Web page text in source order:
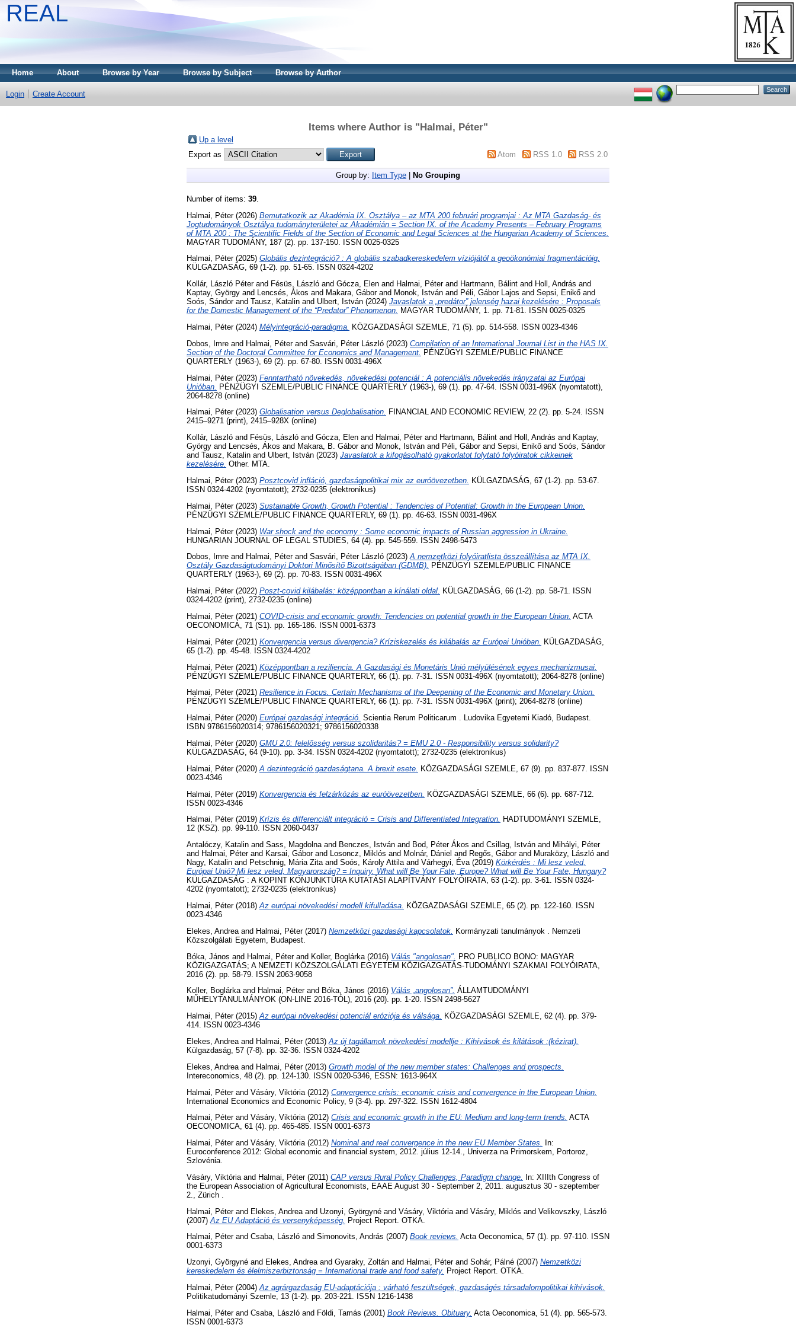
REAL
Home About Browse by Year Browse by Subject Browse by Author
Login Create Account
Items where Author is "Halmai, Péter"
Up a level
Export as
Atom RSS 1.0 RSS 2.0
Group by: Item Type No Grouping
Number of items: 39
Halmai, Péter(2026) Bemutatkozik az Akadémia IX. Osztálya – az MTA 200 februári programjai : Az MTA Gazdaság- és
Jogtudományok Osztálya tudományterületei az Akadémián = Section IX. of the Academy Presents – February Programs
of MTA 200 : The Scientific Fields of the Section of Economic and Legal Sciences at the Hungarian Academy of Sciences.
MAGYAR TUDOMÁNY, 187 (2). pp. 137-150. ISSN 0025-0325
Halmai, Péter(2025) Globális dezintegráció? : A globális szabadkereskedelem víziójától a geoökonómiai fragmentációig.
KÜLGAZDASÁG, 69 (1-2). pp. 51-65. ISSN 0324-4202
Kollár, László Péterand Fésüs, László and Gócza, Elen and Halmai, Péterand Hartmann, Bálint and Holl, András and
Kaptay, György and Lencsés, Ákos and Makara, Gáborand Monok, István and Péli, Gábor Lajos and Sepsi, Enikő and
Soós, Sándorand Tausz, Katalin and Ulbert, István (2024) Javaslatok a „predátor” jelenség hazai kezelésére : Proposals
for the Domestic Management of the “Predator” Phenomenon. MAGYAR TUDOMÁNY, 1. pp. 71-81. ISSN 0025-0325
Halmai, Péter(2024) Mélyintegráció-paradigma.
KÖZGAZDASÁGI SZEMLE, 71 (5). pp. 514-558. ISSN 0023-4346
Dobos, Imre and Halmai, Péterand Sasvári, Péter László (2023) Compilation of an International Journal List in the HAS IX.
Section of the Doctoral Committee for Economics and Management.
PÉNZÜGYI SZEMLE/PUBLIC FINANCE
QUARTERLY (1963-), 69 (2). pp. 67-80. ISSN 0031-496X
Halmai, Péter(2023) Fenntartható növekedés, növekedési potenciál : A potenciális növekedés irányzatai az Európai
Unióban. PÉNZÜGYI SZEMLE/PUBLIC FINANCE QUARTERLY (1963-), 69 (1). pp. 47-64. ISSN 0031-496X (nyomtatott),
2064-8278 (online)
Halmai, Péter(2023) Globalisation versus Deglobalisation. FINANCIAL AND ECONOMIC REVIEW, 22 (2). pp. 5-24. ISSN
2415–9271 (print), 2415–928X (online)
Kollár, László and Fésüs, László and Gócza, Elen and Halmai, Péterand Hartmann, Bálint and Holl, András and Kaptay,
György and Lencsés, Ákos and Makara, B. Gáborand Monok, István and Péli, Gáborand Sepsi, Enikő and Soós, Sándor
and Tausz, Katalin and Ulbert, István (2023) Javaslatok a kifogásolható gyakorlatot folytató folyóiratok cikkeinek
kezelésére. Other. MTA.
Halmai, Péter(2023) Posztcovid infláció, gazdaságpolitikai mix az euróövezetben.
KÜLGAZDASÁG, 67 (1-2). pp. 53-67.
ISSN 0324-4202 (nyomtatott); 2732-0235 (elektronikus)
Halmai, Péter(2023) Sustainable Growth, Growth Potential : Tendencies of Potential: Growth in the European Union.
PÉNZÜGYI SZEMLE/PUBLIC FINANCE QUARTERLY, 69 (1). pp. 46-63. ISSN 0031-496X
Halmai, Péter(2023) War shock and the economy : Some economic impacts of Russian aggression in Ukraine.
HUNGARIAN JOURNAL OF LEGAL STUDIES, 64 (4). pp. 545-559. ISSN 2498-5473
Dobos, Imre and Halmai, Péterand Sasvári, Péter László (2023)A nemzetközi folyóiratlista összeállítása az MTA IX.
Osztály Gazdaságtudományi Doktori Minősítő Bizottságában (GDMB). PÉNZÜGYI SZEMLE/PUBLIC FINANCE
QUARTERLY (1963-), 69 (2). pp. 70-83. ISSN 0031-496X
Halmai, Péter(2022) Poszt-covid kilábalás: középpontban a kínálati oldal. KÜLGAZDASÁG, 66 (1-2). pp. 58-71. ISSN
0324-4202 (print), 2732-0235 (online)
Halmai, Péter(2021) COVID-crisis and economic growth: Tendencies on potential growth in the European Union. ACTA
OECONOMICA, 71 (S1). pp. 165-186. ISSN 0001-6373
Halmai, Péter(2021) Konvergencia versus divergencia? Kríziskezelés és kilábalás az Európai Unióban.
KÜLGAZDASÁG,
65 (1-2). pp. 45-48. ISSN 0324-4202
Halmai, Péter(2021) Középpontban a reziliencia. A Gazdasági és Monetáris Unió mélyülésének egyes mechanizmusai.
PÉNZÜGYI SZEMLE/PUBLIC FINANCE QUARTERLY, 66 (1). pp. 7-31. ISSN 0031-496X (nyomtatott); 2064-8278 (online)
Halmai, Péter(2021) Resilience in Focus. Certain Mechanisms of the Deepening of the Economic and Monetary Union.
PÉNZÜGYI SZEMLE/PUBLIC FINANCE QUARTERLY, 66 (1). pp. 7-31. ISSN 0031-496X (print); 2064-8278 (online)
Halmai, Péter(2020) Európai gazdasági integráció. Scientia Rerum Politicarum . Ludovika Egyetemi Kiadó, Budapest.
ISBN 9786156020314; 9786156020321; 9786156020338
Halmai, Péter(2020) GMU 2.0: felelősség versus szolidaritás? = EMU 2.0 - Responsibility versus solidarity?
KÜLGAZDASÁG, 64 (9-10). pp. 3-34. ISSN 0324-4202 (nyomtatott); 2732-0235 (elektronikus)
Halmai, Péter(2020) A dezintegráció gazdaságtana. A brexit esete. KÖZGAZDASÁGI SZEMLE, 67 (9). pp. 837-877. ISSN
0023-4346
Halmai, Péter(2019) Konvergencia és felzárkózás az euróövezetben. KÖZGAZDASÁGI SZEMLE, 66 (6). pp. 687-712.
ISSN 0023-4346
Halmai, Péter(2019) Krízis és differenciált integráció = Crisis and Differentiated Integration. HADTUDOMÁNYI SZEMLE,
12 (KSZ). pp. 99-110. ISSN 2060-0437
Antalóczy, Katalin and Sass, Magdolnaand Benczes, István and Bod, Péter Ákos and Csillag, István and Mihályi, Péter
and Halmai, Péterand Karsai, Gáborand Losoncz, Miklós and Molnár, Dániel and Regős, Gáborand Muraközy, László and
Nagy, Katalin and Petschnig, Mária Zitaand Soós, Károly Attilaand Várhegyi, Éva(2019) Körkérdés : Mi lesz veled,
Európai Unió? Mi lesz veled, Magyarország? = Inquiry. What will Be Your Fate, Europe? What will Be Your Fate, Hungary?
KÜLGAZDASÁG : A KOPINT KONJUNKTÚRA KUTATÁSI ALAPÍTVÁNY FOLYÓIRATA, 63 (1-2). pp. 3-61. ISSN 0324-
4202 (nyomtatott); 2732-0235 (elektronikus)
Halmai, Péter(2018) Az európai növekedési modell kifulladása.
KÖZGAZDASÁGI SZEMLE, 65 (2). pp. 122-160. ISSN
0023-4346
Elekes, Andrea and Halmai, Péter(2017) Nemzetközi gazdasági kapcsolatok. Kormányzati tanulmányok . Nemzeti
Közszolgálati Egyetem, Budapest.
Bóka, János and Halmai, Péterand Koller, Boglárka (2016) Válás "angolosan". PRO PUBLICO BONO: MAGYAR
KÖZIGAZGATÁS; A NEMZETI KÖZSZOLGÁLATI EGYETEM KÖZIGAZGATÁS-TUDOMÁNYI SZAKMAI FOLYÓIRATA,
2016 (2). pp. 58-79. ISSN 2063-9058
Koller, Boglárkaand Halmai, Péterand Bóka, János (2016) Válás „angolosan”. ÁLLAMTUDOMÁNYI
MŰHELYTANULMÁNYOK (ON-LINE 2016-TÓL), 2016 (20). pp. 1-20. ISSN 2498-5627
Halmai, Péter(2015)Az európai növekedési potenciál eróziója és válsága. KÖZGAZDASÁGI SZEMLE, 62 (4). pp. 379-
414. ISSN 0023-4346
Elekes, Andrea and Halmai, Péter(2013) Az új tagállamok növekedési modellje : Kihívások és kilátások :(kézirat).
Külgazdaság, 57 (7-8). pp. 32-36. ISSN 0324-4202
Elekes, Andrea and Halmai, Péter(2013) Growth model of the new member states: Challenges and prospects.
Intereconomics, 48 (2). pp. 124-130. ISSN 0020-5346, ESSN: 1613-964X
Halmai, Péterand Vásáry, Viktória (2012) Convergence crisis: economic crisis and convergence in the European Union.
International Economics and Economic Policy, 9 (3-4). pp. 297-322. ISSN 1612-4804
Halmai, Péterand Vásáry, Viktória (2012) Crisis and economic growth in the EU: Medium and long-term trends. ACTA
OECONOMICA, 61 (4). pp. 465-485. ISSN 0001-6373
Halmai, Péterand Vásáry, Viktória(2012) Nominal and real convergence in the new EU Member States.
In:
Euroconference 2012: Global economic and financial system, 2012. július 12-14., Univerza na Primorskem, Portoroz,
Szlovénia.
Vásáry, Viktória and Halmai, Péter (2011) CAP versus Rural Policy Challenges, Paradigm change.
In: XIIIth Congress of
the European Association of Agricultural Economists, EAAE August 30 - September 2, 2011. augusztus 30 - szeptember
2., Zürich .
Halmai, Péterand Elekes, Andrea and Uzonyi, Györgyné and Vásáry, Viktória and Vásáry, Miklós and Velikovszky, László
(2007) Az EU Adaptáció és versenyképesség. Project Report. OTKA.
Halmai, Péterand Csaba, László and Simonovits, András (2007) Book reviews. Acta Oeconomica, 57 (1). pp. 97-110. ISSN
0001-6373
Uzonyi, Györgyné and Elekes, Andreaand Gyaraky, Zoltán and Halmai, Péterand Sohár, Pálné (2007) Nemzetközi
kereskedelem és élelmiszerbiztonság = International trade and food safety. Project Report. OTKA.
Halmai, Péter(2004)Az agrárgazdaság EU-adaptációja : várható feszültségek, gazdaságés társadalompolitikai kihívások.
Politikatudományi Szemle, 13 (1-2). pp. 203-221. ISSN 1216-1438
Halmai, Péterand Csaba, László and Földi, Tamás (2001) Book Reviews. Obituary. Acta Oeconomica, 51 (4). pp. 565-573.
ISSN 0001-6373